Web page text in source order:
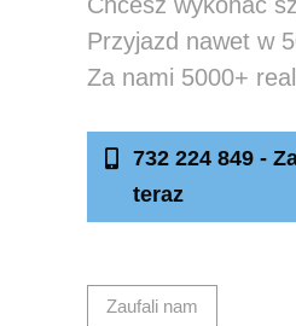
Przyjazd nawet w
Za nami 5000+
732 224 849 -
teraz
Zaufali nam